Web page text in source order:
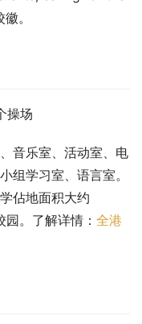
。
操场
音乐室、活动室、电
组学习室、语言室。
佔地面积大约
。了解详情： 全港